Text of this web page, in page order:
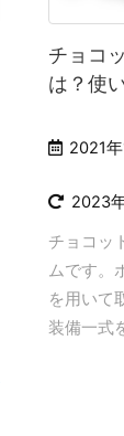
チョコ
は？使
2021
2023
チョコッ
ムです。
を用いて
装備一式